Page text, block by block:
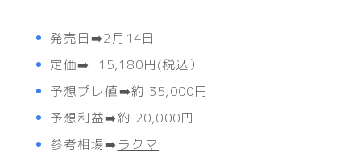
発売日➡️2月14日
定価➡️ 15,180円(税込）
予想プレ値➡️約 35,000円
予想利益➡️約 20,000円
参考相場➡️ラクマ